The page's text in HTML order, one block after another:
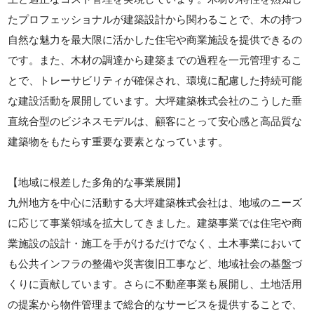
たプロフェッショナルが建築設計から関わることで、木の持つ
自然な魅力を最大限に活かした住宅や商業施設を提供できるの
です。また、木材の調達から建築までの過程を一元管理するこ
とで、トレーサビリティが確保され、環境に配慮した持続可能
な建設活動を展開しています。大坪建築株式会社のこうした垂
直統合型のビジネスモデルは、顧客にとって安心感と高品質な
建築物をもたらす重要な要素となっています。
【地域に根差した多角的な事業展開】
九州地方を中心に活動する大坪建築株式会社は、地域のニーズ
に応じて事業領域を拡大してきました。建築事業では住宅や商
業施設の設計・施工を手がけるだけでなく、土木事業において
も公共インフラの整備や災害復旧工事など、地域社会の基盤づ
くりに貢献しています。さらに不動産事業も展開し、土地活用
の提案から物件管理まで総合的なサービスを提供することで、